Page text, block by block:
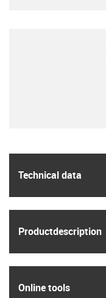
Technical data
Product­description
Online tools